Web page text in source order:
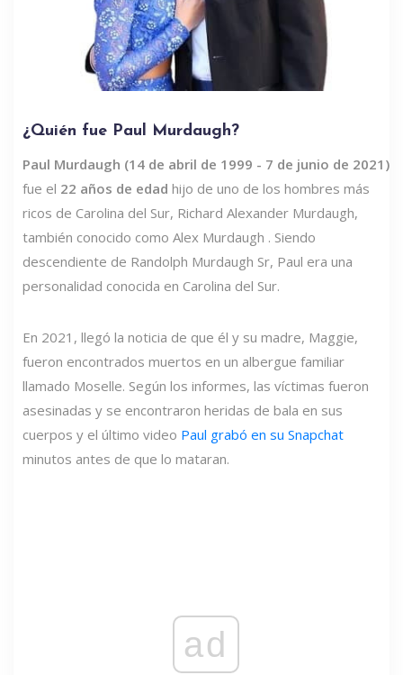
¿Quién fue Paul Murdaugh?
Paul Murdaugh (14 de abril de 1999 - 7 de junio de 2021)
fue el 22 años de edad hijo de uno de los hombres más
ricos de Carolina del Sur, Richard Alexander Murdaugh,
también conocido como Alex Murdaugh . Siendo
descendiente de Randolph Murdaugh Sr, Paul era una
personalidad conocida en Carolina del Sur.
En 2021, llegó la noticia de que él y su madre, Maggie,
fueron encontrados muertos en un albergue familiar
llamado Moselle. Según los informes, las víctimas fueron
asesinadas y se encontraron heridas de bala en sus
cuerpos y el último video Paul grabó en su Snapchat
minutos antes de que lo mataran.
ad